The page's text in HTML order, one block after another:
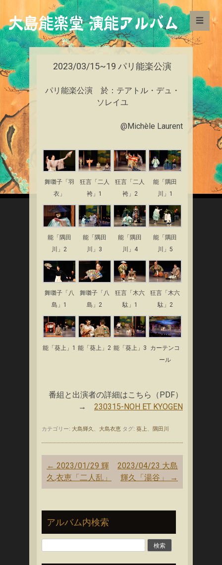
☰
2023/03/15~19 パリ能楽公演
パリ能楽公演 於：テアトル・デュ・
ソレイユ
@Michèle Laurent
舞囃子「羽
衣」
狂言「二人
袴」1
狂言「二人
袴」2
能「隅田
川」1
能「隅田
川」2
能「隅田
川」3
能「隅田
川」4
能「隅田
川」5
舞囃子「八
島」1
舞囃子「八
島」2
狂言「木六
駄」1
狂言「木六
駄」2
能「葵上」1 能「葵上」2 能「葵上」3
カーテンコ
ール
番組と出演者の詳細はこちら（PDF）
→ 230315-NOH ET KYOGEN
カテゴリー: 大島輝久 大島衣恵 タグ: 葵上 隅田川
投
稿
ナ
ゲ
ー
シ
← 2023/01/29 輝
久,衣恵「二人乱」
2023/04/23 大島
輝久「湯谷」
→
アルバム内検索